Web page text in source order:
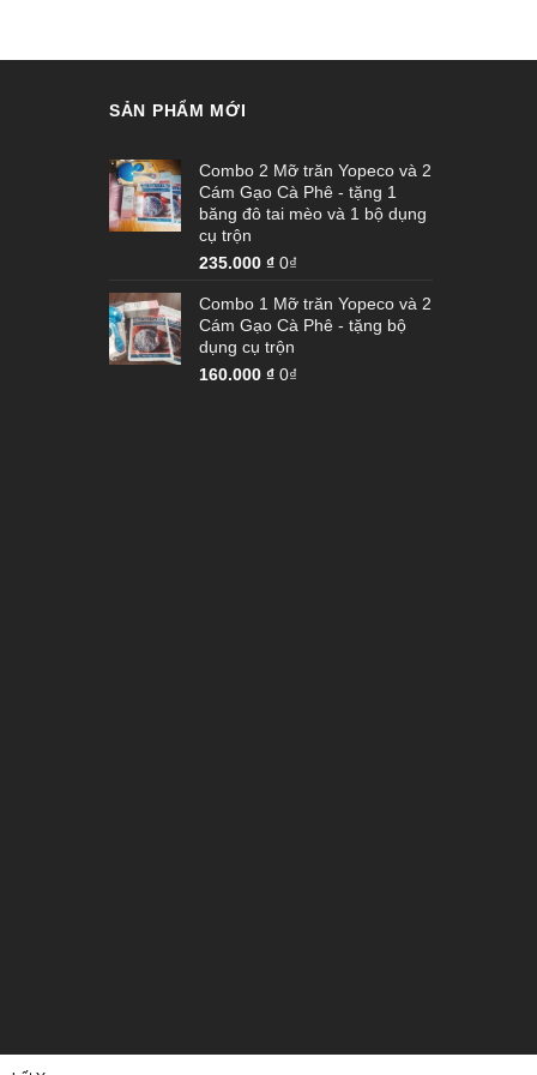
SẢN PHẨM MỚI
Combo 2 Mỡ trăn Yopeco và 2
Cám Gạo Cà Phê - tặng 1
băng đô tai mèo và 1 bộ dụng
cụ trộn
235.000 ₫ 0₫
Combo 1 Mỡ trăn Yopeco và 2
Cám Gạo Cà Phê - tặng bộ
dụng cụ trộn
160.000 ₫ 0₫